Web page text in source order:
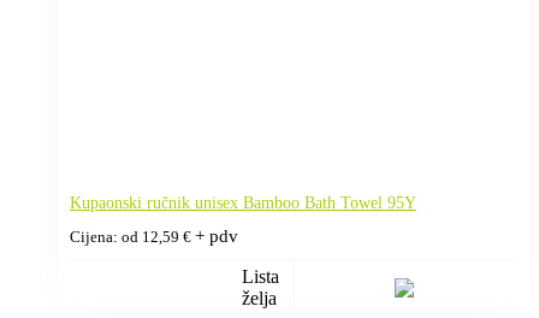
Kupaonski ručnik unisex Bamboo Bath Towel 95Y
Cijena: od 12,59 € + pdv
Lista
želja